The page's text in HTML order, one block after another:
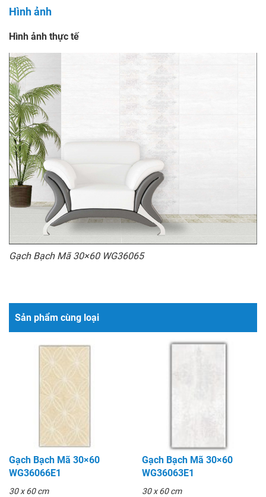
Hình ảnh
Hình ảnh thực tế
Gạch Bạch Mã 30×60 WG36065
Sản phẩm cùng loại
Gạch Bạch Mã 30×60
WG36066E1
30 x 60 cm
Gạch Bạch Mã 30×60
WG36063E1
30 x 60 cm